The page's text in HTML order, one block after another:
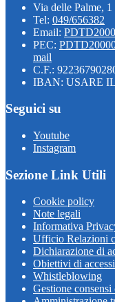
Via delle Palme,
Tel: 049/656382
Email:
PEC:
mail
C.F.:
IBAN: USARE
Seguici su
Youtube
Instagram
Sezione Link Utili
Cookie policy
Note legali
Informativa
Ufficio Relazioni
Dichiarazione di
Obiettivi di
Whistleblowing
Gestione